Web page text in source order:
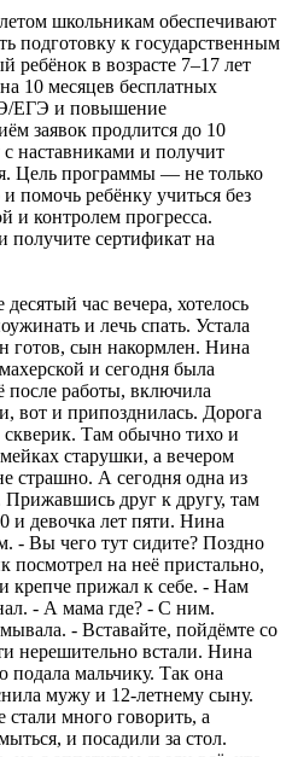
школьникам обеспечивают
подготовку к государственным
ребёнок в возрасте 7–17 лет
10 месяцев бесплатных
ЕГЭ и повышение
заявок продлится до 10
с наставниками и получит
Цель программы — не только
помочь ребёнку учиться без
и контролем прогресса.
получите сертификат на
час вечера, хотелось
и лечь спать. Устала
готов, сын накормлен. Нина
и сегодня была
после работы, включила
вот и припозднилась. Дорога
Там обычно тихо и
старушки, а вечером
страшно. А сегодня одна из
Прижавшись друг к другу, там
и девочка лет пяти. Нина
- Вы чего тут сидите? Поздно
на неё пристально,
крепче прижал к себе. - Нам
- А мама где? - С ним.
- Вставайте, пойдёмте со
нерешительно встали. Нина
подала мальчику. Так она
мужу и 12-летнему сыну.
много говорить, а
и посадили за стол.